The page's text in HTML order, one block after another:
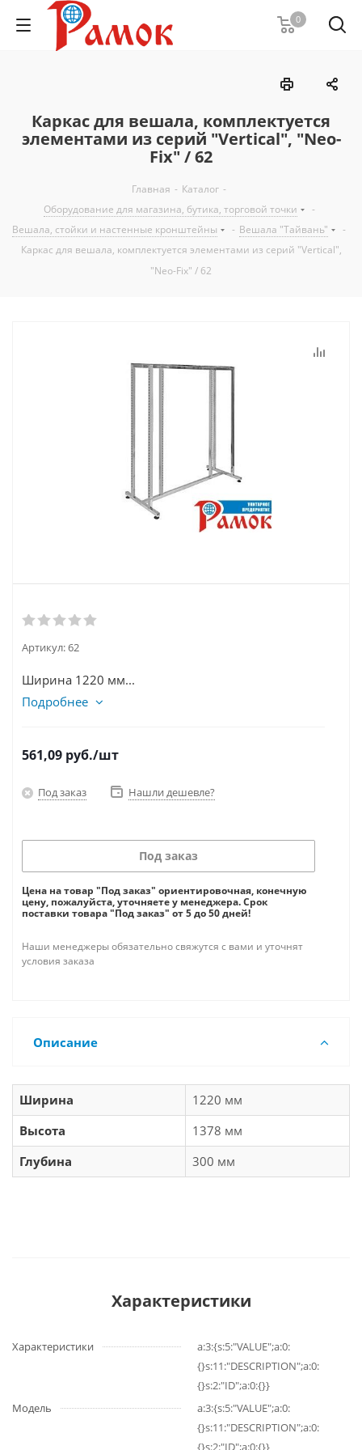
0
Каркас для вешала, комплектуется
элементами из серий "Vertical", "Neo-
Fix" / 62
Главная - Каталог -
Оборудование для магазина, бутика, торговой точки
-
Вешала, стойки и настенные кронштейны
- Вешала "Тайвань"
-
Каркас для вешала, комплектуется элементами из серий "Vertical",
"Neo-Fix" / 62
Артикул:62
Ширина 1220 мм...
Подробнее
561,09 руб./шт
Под заказ Нашли дешевле?
Под заказ
Цена на товар "Под заказ" ориентировочная, конечную
цену, пожалуйста, уточняете у менеджера. Срок
поставки товара "Под заказ" от 5 до 50 дней!
Наши менеджеры обязательно свяжутся с вами и уточнят
условия заказа
Описание
Ширина
1220 мм
Высота
1378 мм
Глубина
300 мм
Характеристики
Характеристики
a:3:{s:5:"VALUE";a:0:
{}s:11:"DESCRIPTION";a:0:
{}s:2:"ID";a:0:{}}
Модель
a:3:{s:5:"VALUE";a:0:
{}s:11:"DESCRIPTION";a:0:
{}s:2:"ID";a:0:{}}